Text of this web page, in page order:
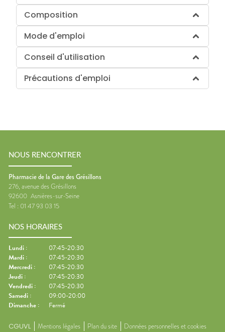
Composition
Mode d'emploi
Conseil d'utilisation
Précautions d'emploi
NOUS RENCONTRER
Pharmacie de la Gare des Grésillons
276, avenue des Grésillons
92600 Asnières-sur-Seine
Tel : 01 47 93 03 15
NOS HORAIRES
Lundi :
07:45-20:30
Mardi :
07:45-20:30
Mercredi :
07:45-20:30
Jeudi :
07:45-20:30
Vendredi :
07:45-20:30
Samedi :
09:00-20:00
Dimanche : Fermé
CGUVL Mentions légales Plan du site Données personnelles et cookies